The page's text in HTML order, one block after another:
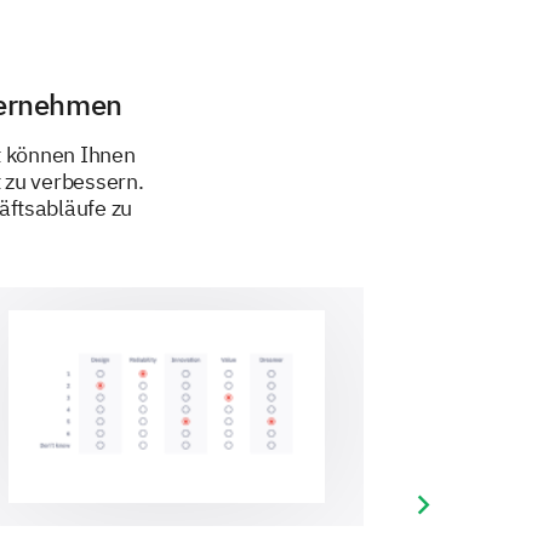
Ja
Ihnen
verbessern.
zu
Next slide